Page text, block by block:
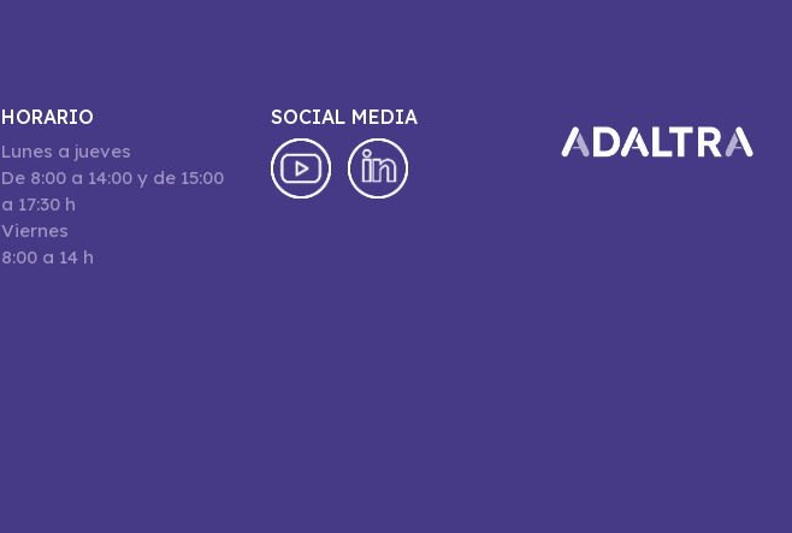
HORARIO
Lunes a jueves
De 8:00 a 14:00 y de 15:00
a 17:30 h
Viernes
8:00 a 14 h
SOCIAL MEDIA